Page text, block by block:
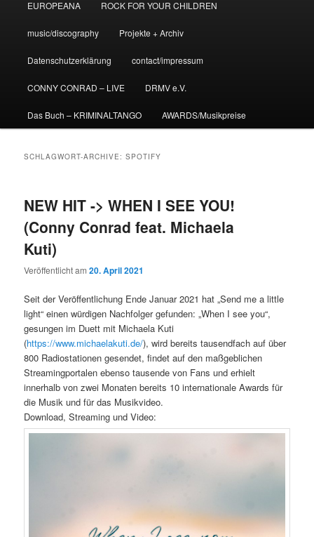
EUROPEANA ROCK FOR YOUR CHILDREN
music/discography Projekte + Archiv
Datenschutzerklärung contact/impressum
CONNY CONRAD – LIVE DRMV e.V.
Das Buch – KRIMINALTANGO AWARDS/Musikpreise
SCHLAGWORT-ARCHIVE:SPOTIFY
NEW HIT -> WHEN I SEE YOU!
(Conny Conrad feat. Michaela
Kuti)
Veröffentlicht am20. April 2021
Seit der Veröffentlichung Ende Januar 2021 hat „Send me a little
light“ einen würdigen Nachfolger gefunden: „When I see you“,
gesungen im Duett mit Michaela Kuti
(https://www.michaelakuti.de/), wird bereits tausendfach auf über
800 Radiostationen gesendet, findet auf den maßgeblichen
Streamingportalen ebenso tausende von Fans und erhielt
innerhalb von zwei Monaten bereits 10 internationale Awards für
die Musik und für das Musikvideo.
Download, Streaming und Video: